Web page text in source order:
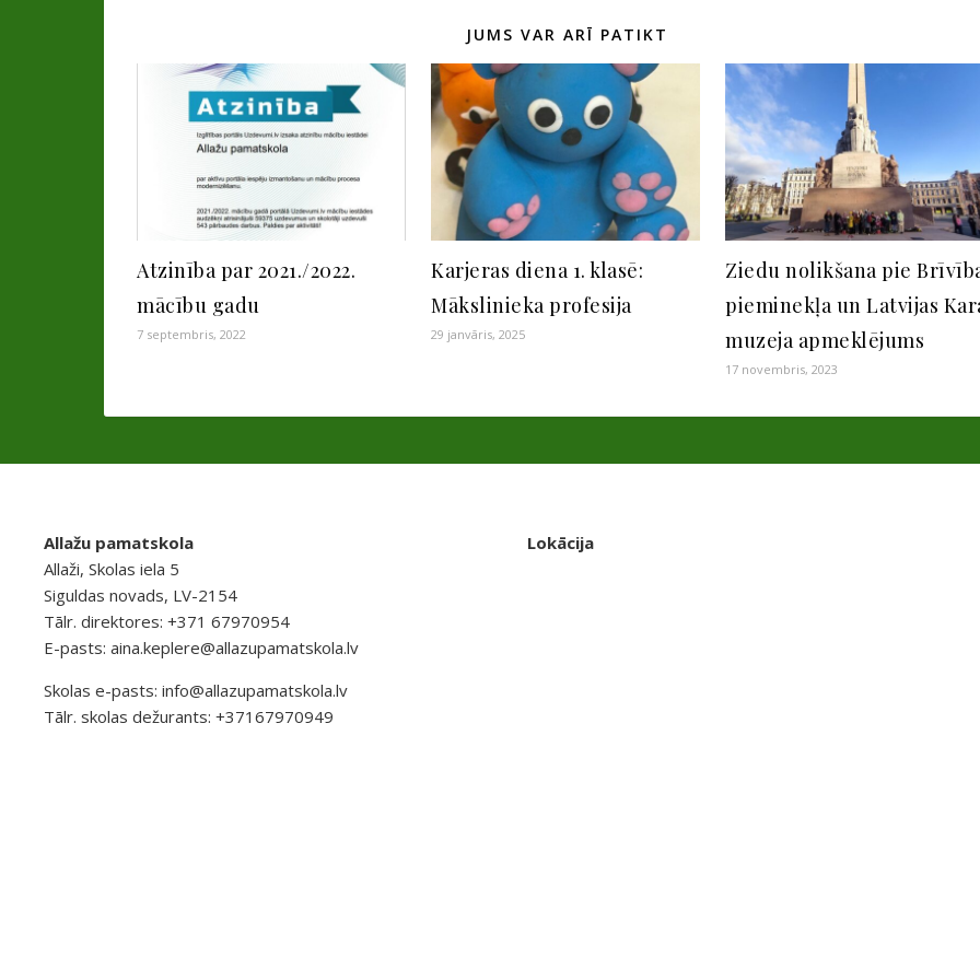
JUMS VAR ARĪ PATIKT
Atzinība par 2021./2022.
mācību gadu
7 septembris, 2022
Karjeras diena 1. klasē:
Mākslinieka profesija
29 janvāris, 2025
Ziedu nolikšana pie
pieminekļa un Latvijas
muzeja apmeklējums
17 novembris, 2023
Allažu pamatskola
Allaži, Skolas iela 5
Siguldas novads, LV-2154
Tālr. direktores: +371 67970954
E-pasts: aina.keplere@allazupamatskola.lv
Skolas e-pasts: info@allazupamatskola.lv
Tālr. skolas dežurants: +37167970949
Lokācija